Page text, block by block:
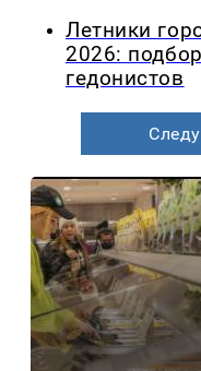
Летники
2026:
гедонистов